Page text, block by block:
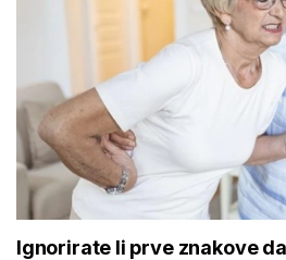
Ignorirate li prve znakove